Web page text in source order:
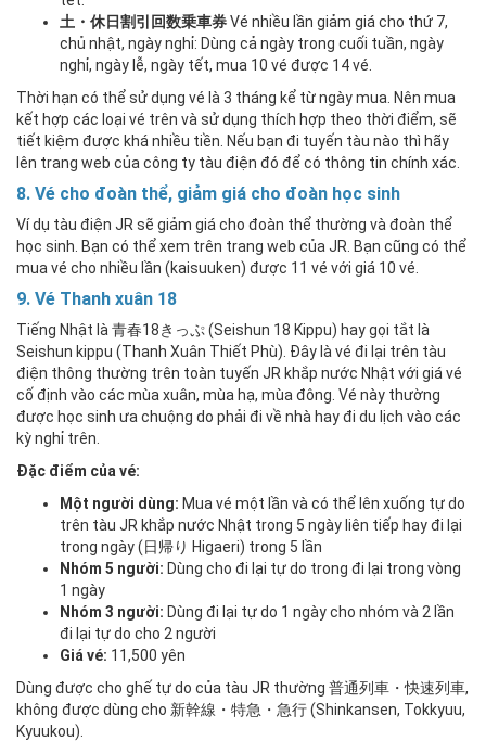
土・休日割引回数乗車券Vé nhiều lần giảm giá cho thứ 7,
chủ nhật, ngày nghỉ: Dùng cả ngày trong cuối tuần, ngày
nghỉ, ngày lễ, ngày tết, mua 10 vé được 14 vé.
Thời hạn có thể sử dụng vé là 3 tháng kể từ ngày mua. Nên mua
kết hợp các loại vé trên và sử dụng thích hợp theo thời điểm, sẽ
tiết kiệm được khá nhiều tiền. Nếu bạn đi tuyến tàu nào thì hãy
lên trang web của công ty tàu điện đó để có thông tin chính xác.
8. Vé cho đoàn thể, giảm giá cho đoàn học sinh
Ví dụ tàu điện JR sẽ giảm giá cho đoàn thể thường và đoàn thể
học sinh. Bạn có thể xem trên trang web của JR. Bạn cũng có thể
mua vé cho nhiều lần (kaisuuken) được 11 vé với giá 10 vé.
9. Vé Thanh xuân 18
Tiếng Nhật là 青春18きっぷ (Seishun 18 Kippu) hay gọi tắt là
Seishun kippu (Thanh Xuân Thiết Phù). Đây là vé đi lại trên tàu
điện thông thường trên toàn tuyến JR khắp nước Nhật với giá vé
cố định vào các mùa xuân, mùa hạ, mùa đông. Vé này thường
được học sinh ưa chuộng do phải đi về nhà hay đi du lịch vào các
kỳ nghỉ trên.
Đặc điểm của vé:
Một người dùng: Mua vé một lần và có thể lên xuống tự do
trên tàu JR khắp nước Nhật trong 5 ngày liên tiếp hay đi lại
trong ngày (日帰り Higaeri) trong 5 lần
Nhóm 5 người: Dùng cho đi lại tự do trong đi lại trong vòng
1 ngày
Nhóm 3 người: Dùng đi lại tự do 1 ngày cho nhóm và 2 lần
đi lại tự do cho 2 người
Giá vé: 11,500 yên
Dùng được cho ghế tự do của tàu JR thường 普通列車・快速列車,
không được dùng cho 新幹線・特急・急行 (Shinkansen, Tokkyuu,
Kyuukou).